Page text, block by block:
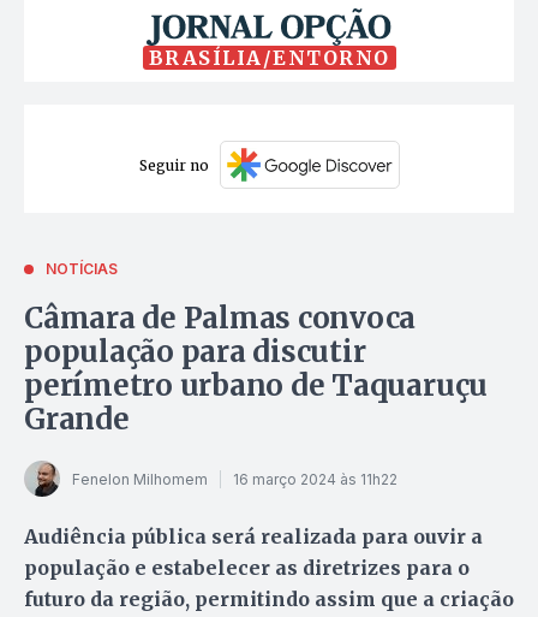
BRASÍLIA/ENTORNO
Seguir no
NOTÍCIAS
Câmara de Palmas convoca
população para discutir
perímetro urbano de Taquaruçu
Grande
Fenelon Milhomem 16 março 2024 às 11h22
Audiência pública será realizada para ouvir a
população e estabelecer as diretrizes para o
futuro da região, permitindo assim que a criação